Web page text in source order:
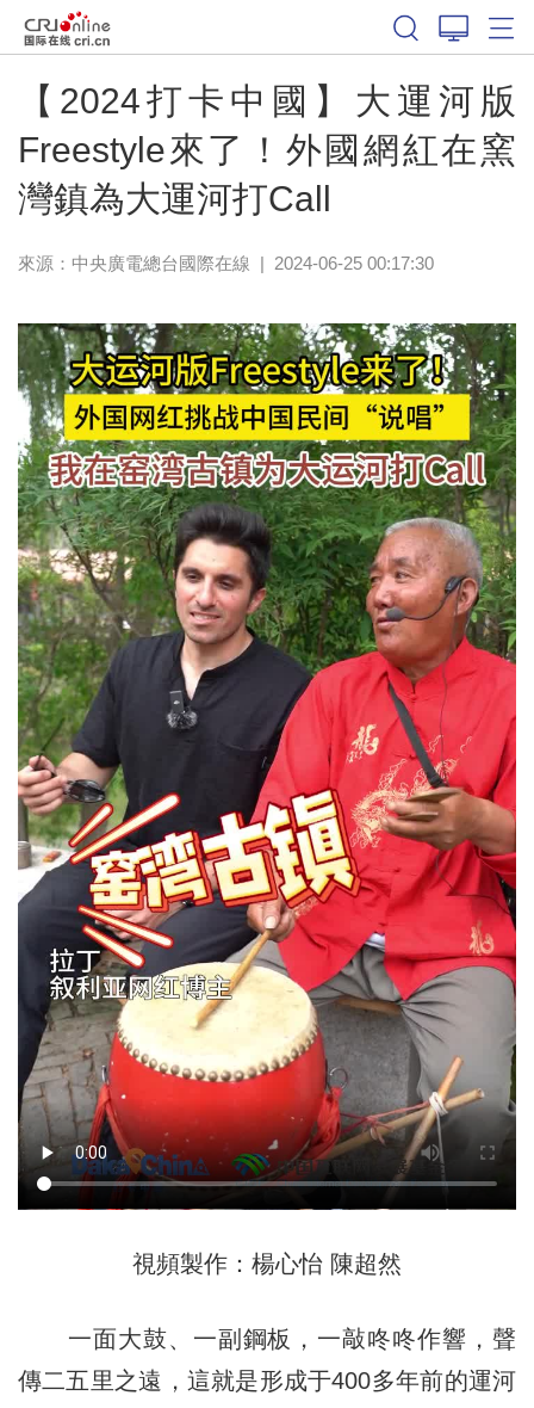
【2024打卡中國】大運河版
Freestyle來了！外國網紅在窯
灣鎮為大運河打Call
來源：中央廣電總台國際在線 | 2024-06-25 00:17:30
視頻製作：楊心怡 陳超然
一面大鼓、一副鋼板，一敲咚咚作響，聲
傳二五里之遠，這就是形成于400多年前的運河